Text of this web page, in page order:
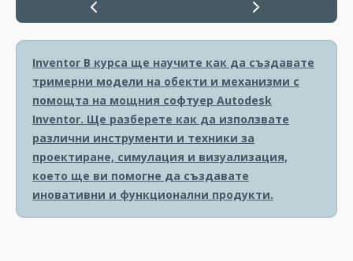
Inventor В курса ще научите как да създавате
тримерни модели на обекти и механизми с
помощта на мощния софтуер Autodesk
Inventor. Ще разберете как да използвате
различни инструменти и техники за
проектиране, симулация и визуализация,
което ще ви помогне да създавате
иновативни и функционални продукти.